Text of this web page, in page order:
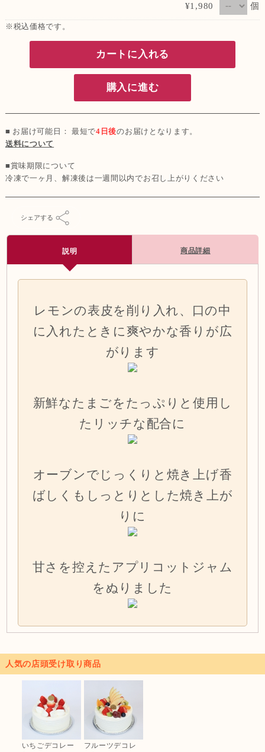
¥1,980 個
※税込価格です。
カートに入れる
購入に進む
■ お届け可能日： 最短で4日後のお届けとなります。
送料について
■賞味期限について
冷凍で一ヶ月、解凍後は一週間以内でお召し上がりください
シェアする
説明 商品詳細
レモンの表皮を削り入れ、口の中
に入れたときに爽やかな香りが広
がります
新鮮なたまごをたっぷりと使用し
たリッチな配合に
オーブンでじっくりと焼き上げ香
ばしくもしっとりとした焼き上が
りに
甘さを控えたアプリコットジャム
をぬりました
人気の店頭受け取り商品
いちごデコレー
フルーツデコレ